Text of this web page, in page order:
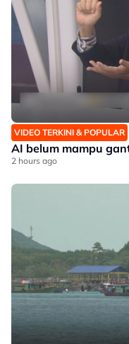
VIDEO TERKINI & POPULAR
AI belum mampu
2 hours ago